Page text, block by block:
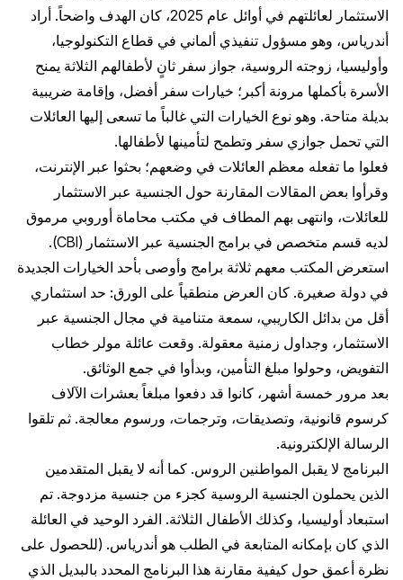
الاستثمار لعائلتهم في أوائل عام 2025، كان الهدف واضحاً. أراد
أندرياس، وهو مسؤول تنفيذي ألماني في قطاع التكنولوجيا،
وأوليسيا، زوجته الروسية، جواز سفر ثانٍ لأطفالهم الثلاثة يمنح
الأسرة بأكملها مرونة أكبر؛ خيارات سفر أفضل، وإقامة ضريبية
بديلة متاحة. وهو نوع الخيارات التي غالباً ما تسعى إليها العائلات
التي تحمل جوازي سفر وتطمح لتأمينها لأطفالها.
فعلوا ما تفعله معظم العائلات في وضعهم؛ بحثوا عبر الإنترنت،
وقرأوا بعض المقالات المقارنة حول الجنسية عبر الاستثمار
للعائلات، وانتهى بهم المطاف في مكتب محاماة أوروبي مرموق
لديه قسم متخصص في برامج الجنسية عبر الاستثمار (CBI).
استعرض المكتب معهم ثلاثة برامج وأوصى بأحد الخيارات الجديدة
في دولة صغيرة. كان العرض منطقياً على الورق: حد استثماري
أقل من بدائل الكاريبي، سمعة متنامية في مجال الجنسية عبر
الاستثمار، وجداول زمنية معقولة. وقعت عائلة مولر خطاب
التفويض، وحولوا مبلغ التأمين، وبدأوا في جمع الوثائق.
بعد مرور خمسة أشهر، كانوا قد دفعوا مبلغاً بعشرات الآلاف
كرسوم قانونية، وتصديقات، وترجمات، ورسوم معالجة. ثم تلقوا
الرسالة الإلكترونية.
البرنامج لا يقبل المواطنين الروس. كما أنه لا يقبل المتقدمين
الذين يحملون الجنسية الروسية كجزء من جنسية مزدوجة. تم
استبعاد أوليسيا، وكذلك الأطفال الثلاثة. الفرد الوحيد في العائلة
الذي كان بإمكانه المتابعة في الطلب هو أندرياس. (للحصول على
نظرة أعمق حول كيفية مقارنة هذا البرنامج المحدد بالبديل الذي